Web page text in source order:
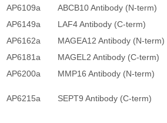
AP6109a
ABCB10 Antibody (N-term)
AP6149a
LAF4 Antibody (C-term)
AP6162a
MAGEA12 Antibody (N-term)
AP6181a
MAGEL2 Antibody (C-term)
AP6200a
MMP16 Antibody (N-term)
AP6215a SEPT9 Antibody (C-term)